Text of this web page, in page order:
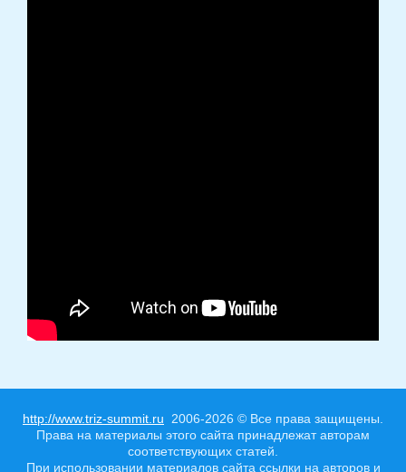
http://www.triz-summit.ru 2006-2026 © Все права защищены.
Права на материалы этого сайта принадлежат авторам
соответствующих статей.
При использовании материалов сайта ссылки на авторов и